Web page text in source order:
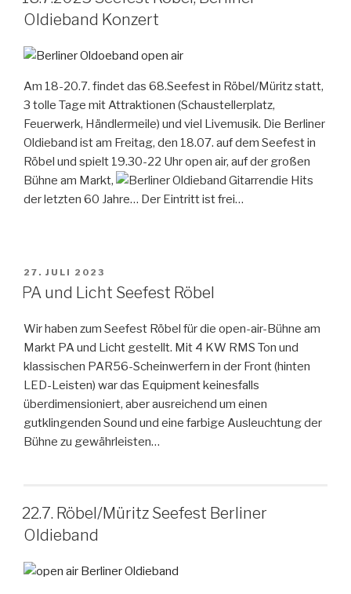
Oldieband Konzert
Am 18-20.7. findet das 68.Seefest in Röbel/Müritz statt,
3 tolle Tage mit Attraktionen (Schaustellerplatz,
Feuerwerk, Händlermeile) und viel Livemusik. Die Berliner
Oldieband ist am Freitag, den 18.07. auf dem Seefest in
Röbel und spielt 19.30-22 Uhr open air, auf der großen
Bühne am Markt,
die Hits
der letzten 60 Jahre… Der Eintritt ist frei…
VERÖFFENTLICHT
AM
27. JULI 2023
PA und Licht Seefest Röbel
Wir haben zum Seefest Röbel für die open-air-Bühne am
Markt PA und Licht gestellt. Mit 4 KW RMS Ton und
klassischen PAR56-Scheinwerfern in der Front (hinten
LED-Leisten) war das Equipment keinesfalls
überdimensioniert, aber ausreichend um einen
gutklingenden Sound und eine farbige Ausleuchtung der
Bühne zu gewährleisten…
22.7. Röbel/Müritz Seefest Berliner
Oldieband